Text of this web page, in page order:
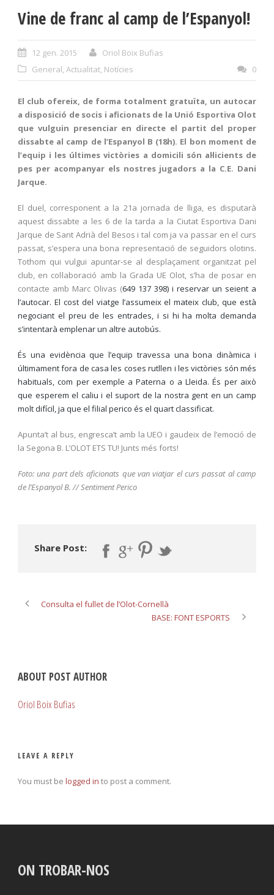
Vine de franc al camp de l’Espanyol!
12 gen. 2015
Oriol Boix Bufias
General, Actualitat, Notícies 0
El club ofereix, de forma totalment gratuïta, un autocar
a disposició de socis i aficionats de la Unió Esportiva Olot
que vulguin presenciar en directe el partit del proper
dissabte al camp de l’Espanyol B (18h). El bon moment de
l’equip i les últimes victòries a domicili són al·licients de
pes per acompanyar els nostres jugadors a la C.E. Dani
Jarque.
El duel, corresponent a la 21a jornada de lliga, es disputarà
aquest dissabte a les 6 de la tarda a la Ciutat Esportiva Dani
Jarque de Sant Adrià del Besos i tal com ja va passar en el curs
passat, s’espera una bona representació de seguidors olotins.
Tothom qui vulgui apuntar-se al desplaçament organitzat pel
club, en col·laboració amb la Grada UE Olot, s’ha de posar en
contacte amb Marc Olivas (649 137 398) i reservar un seient a
l’autocar. El cost del viatge l’assumeix el mateix club, que està
negociant el preu de les entrades, i si hi ha molta demanda
s’intentarà emplenar un altre autobús.
És una evidència que l’equip travessa una bona dinàmica i
últimament fora de casa les coses rutllen i les victòries són més
habituals, com per exemple a Paterna o a Lleida. És per això
que esperem el caliu i el suport de la nostra gent en un camp
molt difícil, ja que el filial perico és el quart classificat.
Apunta’t al bus, engresca’t amb la UEO i gaudeix de l’emoció de
la Segona B. L’OLOT ETS TU! Junts més forts!
Foto: una part dels aficionats que van viatjar el curs passat al camp
de l’Espanyol B. // Sentiment Perico
Share Post:
Consulta el fullet de l’Olot-Cornellà
BASE: FONT ESPORTS
ABOUT POST AUTHOR
Oriol Boix Bufias
LEAVE A REPLY
You must be logged in to post a comment.
ON TROBAR-NOS